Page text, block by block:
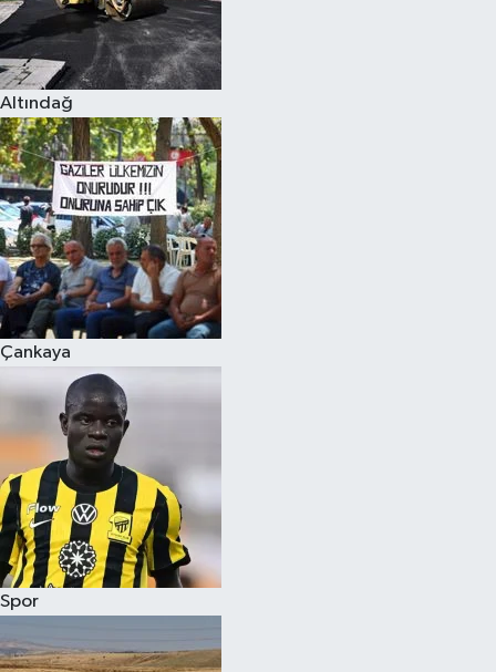
Altındağ
Çankaya
Spor